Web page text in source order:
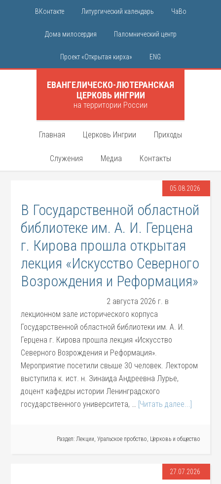
ВКонтакте Литургический календарь ЧаВо
Дома милосердия Паломнический центр
Проект «Открытая кирха» ENG
ЕВАНГЕЛИЧЕСКО-ЛЮТЕРАНСКАЯ
ЦЕРКОВЬ ИНГРИИ
на территории России
Главная Церковь Ингрии Приходы
Служения Медиа Контакты
05.08.2026
В Государственной областной
библиотеке им. А. И. Герцена
г. Кирова прошла открытая
лекция «Искусство Северного
Возрождения и Реформация»
2 августа 2026 г. в
лекционном зале исторического корпуса
Государственной областной библиотеки им. А. И.
Герцена г. Кирова прошла лекция «Искусство
Северного Возрождения и Реформация».
Мероприятие посетили свыше 30 человек. Лектором
выступила к. ист. н. Зинаида Андреевна Лурье,
доцент кафедры истории Ленинградского
государственного университета, … [Читать далее...]
Раздел: Лекции, Уральское пробство, Церковь и общество
27.07.2026